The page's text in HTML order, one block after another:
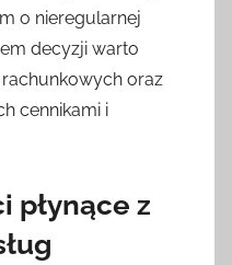
o nieregularnej
decyzji warto
oraz
cennikami i
płynące z